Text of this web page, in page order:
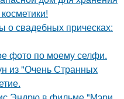
о свадебных прическах:
фото по моему селфи.
из "Очень Странных